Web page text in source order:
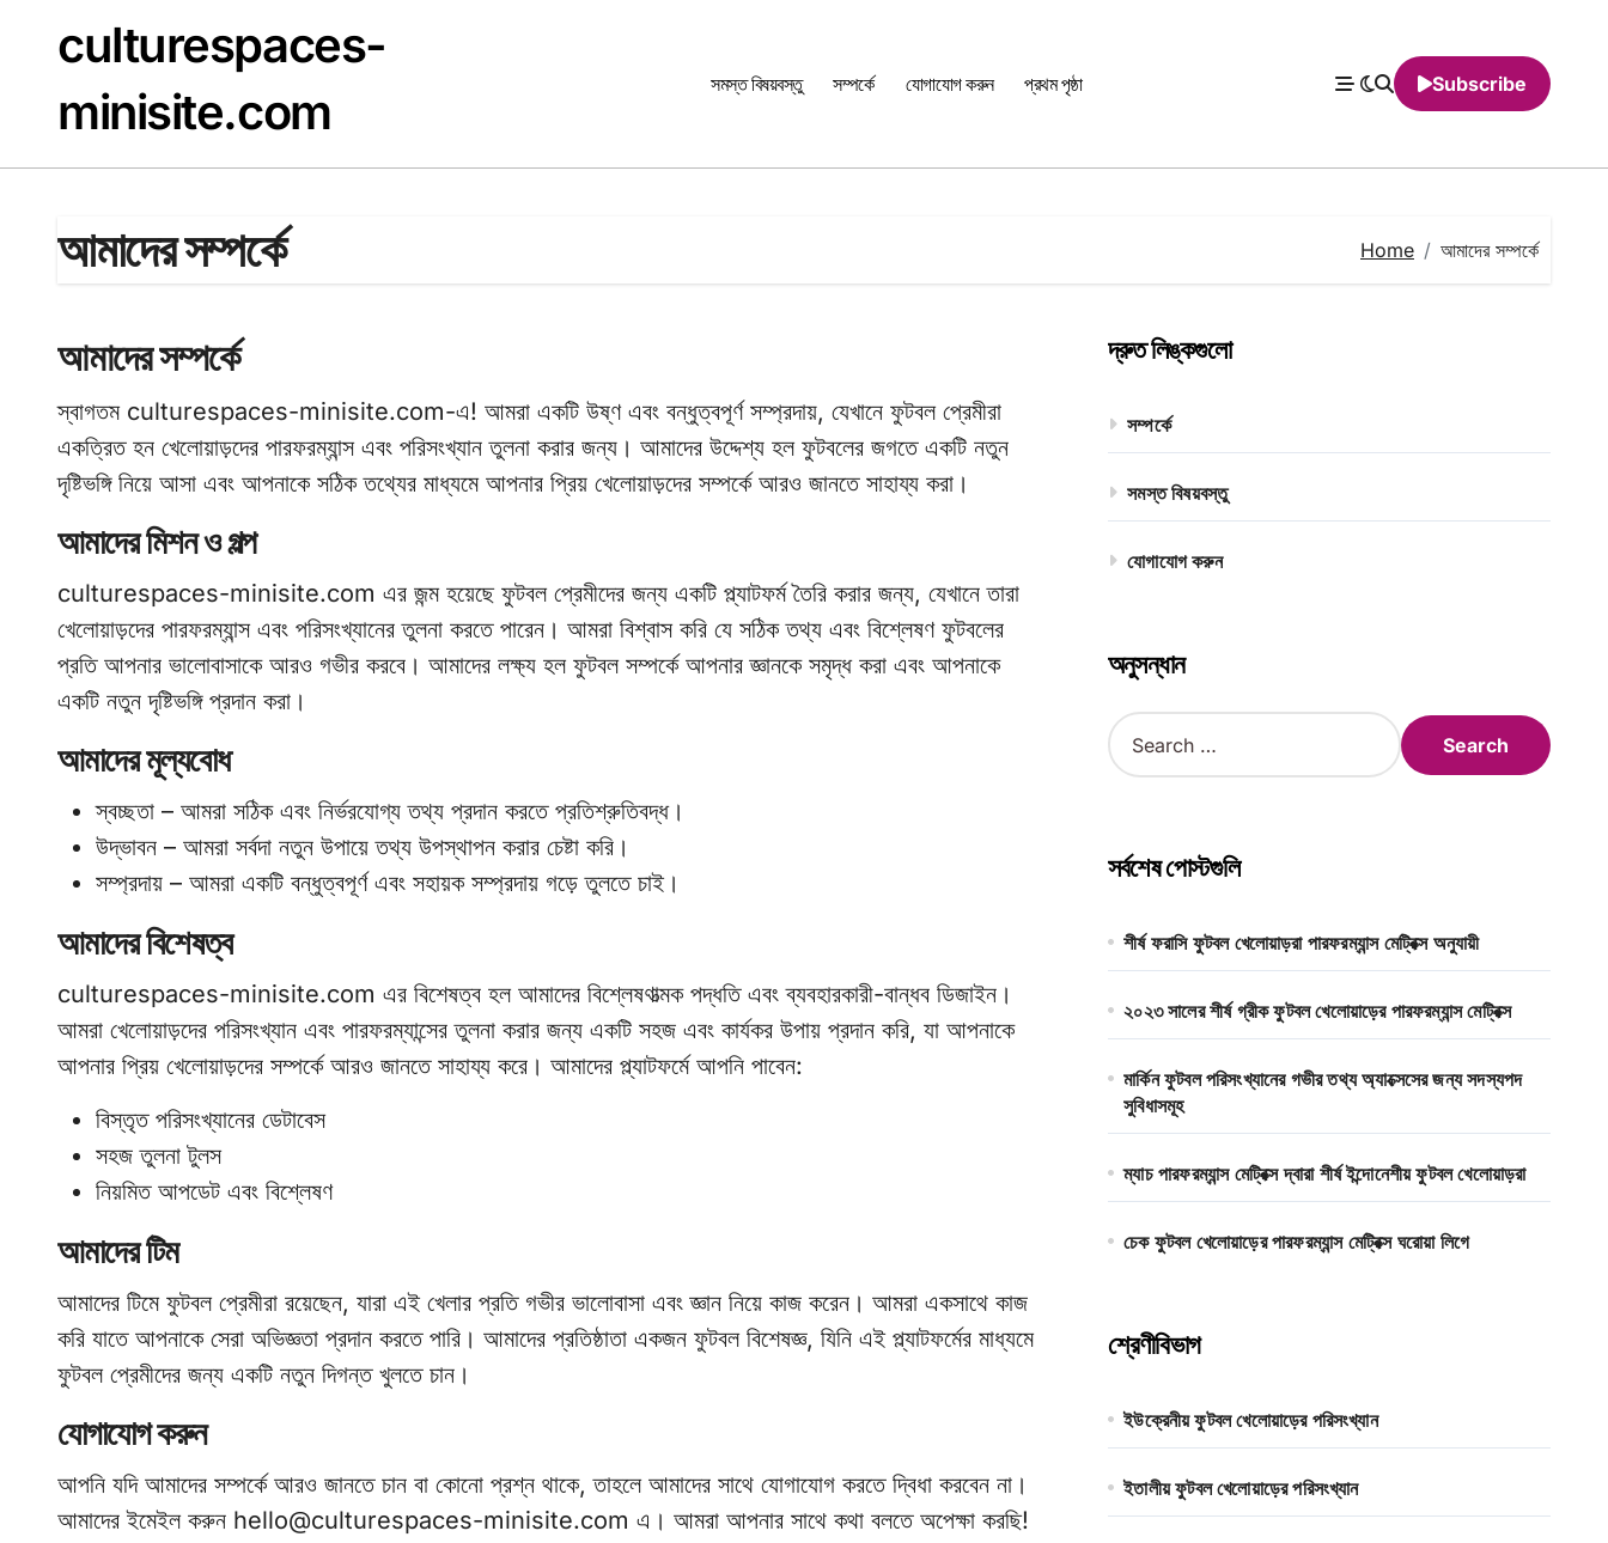
contentculturespaces-
minisite.com
সমস্ত বিষয়বস্তু সম্পর্কে যোগাযোগ করুন প্রথম পৃষ্ঠা Subscribe
আমাদের সম্পর্কে Home আমাদের সম্পর্কে
আমাদের সম্পর্কে
স্বাগতম culturespaces-minisite.com-এ! আমরা একটি উষ্ণ এবং বন্ধুত্বপূর্ণ সম্প্রদায়, যেখানে ফুটবল প্রেমীরা
একত্রিত হন খেলোয়াড়দের পারফরম্যান্স এবং পরিসংখ্যান তুলনা করার জন্য। আমাদের উদ্দেশ্য হল ফুটবলের জগতে একটি নতুন
দৃষ্টিভঙ্গি নিয়ে আসা এবং আপনাকে সঠিক তথ্যের মাধ্যমে আপনার প্রিয় খেলোয়াড়দের সম্পর্কে আরও জানতে সাহায্য করা।
আমাদের মিশন ও গল্প
culturespaces-minisite.com এর জন্ম হয়েছে ফুটবল প্রেমীদের জন্য একটি প্ল্যাটফর্ম তৈরি করার জন্য, যেখানে তারা
খেলোয়াড়দের পারফরম্যান্স এবং পরিসংখ্যানের তুলনা করতে পারেন। আমরা বিশ্বাস করি যে সঠিক তথ্য এবং বিশ্লেষণ ফুটবলের
প্রতি আপনার ভালোবাসাকে আরও গভীর করবে। আমাদের লক্ষ্য হল ফুটবল সম্পর্কে আপনার জ্ঞানকে সমৃদ্ধ করা এবং আপনাকে
একটি নতুন দৃষ্টিভঙ্গি প্রদান করা।
আমাদের মূল্যবোধ
স্বচ্ছতা – আমরা সঠিক এবং নির্ভরযোগ্য তথ্য প্রদান করতে প্রতিশ্রুতিবদ্ধ।
উদ্ভাবন – আমরা সর্বদা নতুন উপায়ে তথ্য উপস্থাপন করার চেষ্টা করি।
সম্প্রদায় – আমরা একটি বন্ধুত্বপূর্ণ এবং সহায়ক সম্প্রদায় গড়ে তুলতে চাই।
আমাদের বিশেষত্ব
culturespaces-minisite.com এর বিশেষত্ব হল আমাদের বিশ্লেষণাত্মক পদ্ধতি এবং ব্যবহারকারী-বান্ধব ডিজাইন।
আমরা খেলোয়াড়দের পরিসংখ্যান এবং পারফরম্যান্সের তুলনা করার জন্য একটি সহজ এবং কার্যকর উপায় প্রদান করি, যা আপনাকে
আপনার প্রিয় খেলোয়াড়দের সম্পর্কে আরও জানতে সাহায্য করে। আমাদের প্ল্যাটফর্মে আপনি পাবেন:
বিস্তৃত পরিসংখ্যানের ডেটাবেস
সহজ তুলনা টুলস
নিয়মিত আপডেট এবং বিশ্লেষণ
আমাদের টিম
আমাদের টিমে ফুটবল প্রেমীরা রয়েছেন, যারা এই খেলার প্রতি গভীর ভালোবাসা এবং জ্ঞান নিয়ে কাজ করেন। আমরা একসাথে কাজ
করি যাতে আপনাকে সেরা অভিজ্ঞতা প্রদান করতে পারি। আমাদের প্রতিষ্ঠাতা একজন ফুটবল বিশেষজ্ঞ, যিনি এই প্ল্যাটফর্মের মাধ্যমে
ফুটবল প্রেমীদের জন্য একটি নতুন দিগন্ত খুলতে চান।
যোগাযোগ করুন
আপনি যদি আমাদের সম্পর্কে আরও জানতে চান বা কোনো প্রশ্ন থাকে, তাহলে আমাদের সাথে যোগাযোগ করতে দ্বিধা করবেন না।
আমাদের ইমেইল করুন hello@culturespaces-minisite.com এ। আমরা আপনার সাথে কথা বলতে অপেক্ষা করছি!
দ্রুত লিঙ্কগুলো
সম্পর্কে
সমস্ত বিষয়বস্তু
যোগাযোগ করুন
অনুসন্ধান
S
e
h
r
সর্বশেষ পোস্টগুলি
শীর্ষ ফরাসি ফুটবল খেলোয়াড়রা পারফরম্যান্স মেট্রিক্স অনুযায়ী
২০২৩ সালের শীর্ষ গ্রীক ফুটবল খেলোয়াড়ের পারফরম্যান্স মেট্রিক্স
মার্কিন ফুটবল পরিসংখ্যানের গভীর তথ্য অ্যাক্সেসের জন্য সদস্যপদ
সুবিধাসমূহ
ম্যাচ পারফরম্যান্স মেট্রিক্স দ্বারা শীর্ষ ইন্দোনেশীয় ফুটবল খেলোয়াড়রা
চেক ফুটবল খেলোয়াড়ের পারফরম্যান্স মেট্রিক্স ঘরোয়া লিগে
শ্রেণীবিভাগ
ইউক্রেনীয় ফুটবল খেলোয়াড়ের পরিসংখ্যান
ইতালীয় ফুটবল খেলোয়াড়ের পরিসংখ্যান